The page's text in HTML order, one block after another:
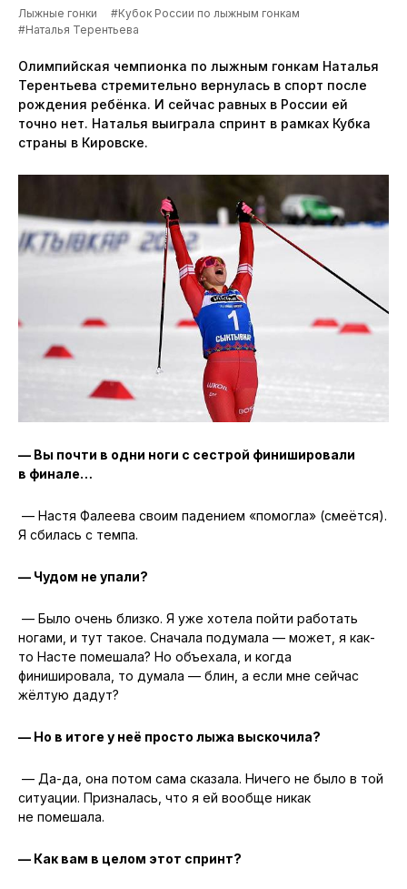
Лыжные гонки
#Кубок России по лыжным гонкам
#Наталья Терентьева
Олимпийская чемпионка по лыжным гонкам Наталья
Терентьева стремительно вернулась в спорт после
рождения ребёнка. И сейчас равных в России ей
точно нет. Наталья выиграла спринт в рамках Кубка
страны в Кировске.
— Вы почти в одни ноги с сестрой финишировали
в финале…
— Настя Фалеева своим падением «помогла» (смеётся).
Я сбилась с темпа.
— Чудом не упали?
— Было очень близко. Я уже хотела пойти работать
ногами, и тут такое. Сначала подумала — может, я как-
то Насте помешала? Но объехала, и когда
финишировала, то думала — блин, а если мне сейчас
жёлтую дадут?
— Но в итоге у неё просто лыжа выскочила?
— Да-да, она потом сама сказала. Ничего не было в той
ситуации. Призналась, что я ей вообще никак
не помешала.
— Как вам в целом этот спринт?